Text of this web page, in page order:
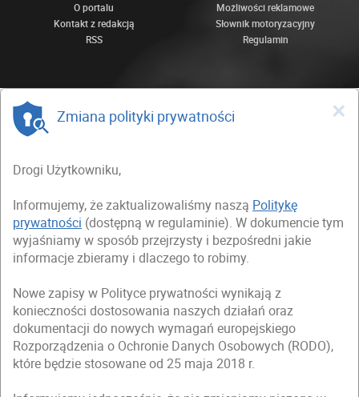
O portalu
Możliwości reklamowe
Kontakt z redakcją
Słownik motoryzacyjny
RSS
Regulamin
×
Zmiana polityki prywatności
Drogi Użytkowniku,
Informujemy, że zaktualizowaliśmy naszą Politykę
prywatności (dostępną w regulaminie). W dokumencie tym
wyjaśniamy w sposób przejrzysty i bezpośredni jakie
informacje zbieramy i dlaczego to robimy.
Nowe zapisy w Polityce prywatności wynikają z
konieczności dostosowania naszych działań oraz
dokumentacji do nowych wymagań europejskiego
Rozporządzenia o Ochronie Danych Osobowych (RODO),
które będzie stosowane od 25 maja 2018 r.